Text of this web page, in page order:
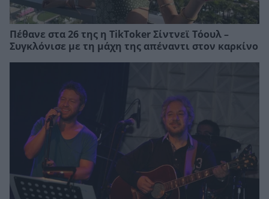
Πέθανε στα 26 της η TikToker Σίντνεϊ Τόουλ –
Συγκλόνισε με τη μάχη της απέναντι στον καρκίνο